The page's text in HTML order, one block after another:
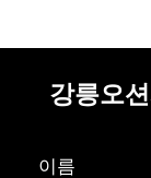
강릉오
이름